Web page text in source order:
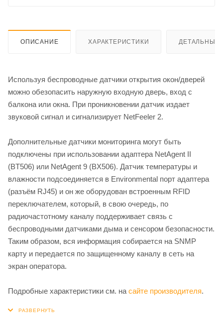
ОПИСАНИЕ ХАРАКТЕРИСТИКИ ДЕТАЛЬНЫЕ
Используя беспроводные датчики открытия окон/дверей
можно обезопасить наружную входную дверь, вход с
балкона или окна. При проникновении датчик издает
звуковой сигнал и сигнализирует NetFeeler 2.
Дополнительные датчики мониторинга могут быть
подключены при использовании адаптера NetAgent II
(BT506) или NetAgent 9 (BX506). Датчик температуры и
влажности подсоединяется в Environmental порт адаптера
(разъём RJ45) и он же оборудован встроенным RFID
переключателем, который, в свою очередь, по
радиочастотному каналу поддерживает связь с
беспроводными датчиками дыма и сенсором безопасности.
Таким образом, вся информация собирается на SNMP
карту и передается по защищенному каналу в сеть на
экран оператора.
Подробные характеристики см. на сайте производителя.